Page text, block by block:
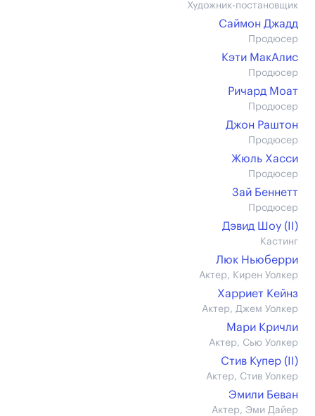
Художник-постановщик
Саймон Джадд
Продюсер
Кэти МакАлис
Продюсер
Ричард Моат
Продюсер
Джон Раштон
Продюсер
Жюль Хасси
Продюсер
Зай Беннетт
Продюсер
Дэвид Шоу (II)
Кастинг
Люк Ньюберри
Актер, Кирен Уолкер
Харриет Кейнз
Актер, Джем Уолкер
Мари Кричли
Актер, Сью Уолкер
Стив Купер (II)
Актер, Стив Уолкер
Эмили Беван
Актер, Эми Дайер